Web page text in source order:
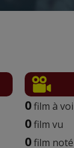
0film à
0film vu
0film noté